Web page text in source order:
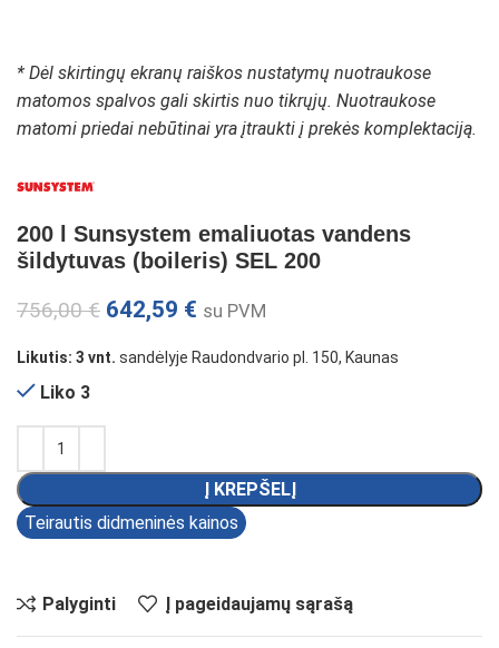
* Dėl skirtingų ekranų raiškos nustatymų nuotraukose
matomos spalvos gali skirtis nuo tikrųjų. Nuotraukose
matomi priedai nebūtinai yra įtraukti į prekės komplektaciją.
200 l Sunsystem emaliuotas vandens
šildytuvas (boileris) SEL 200
756,00€ 642,59 € su PVM
Likutis: 3 vnt. sandėlyje Raudondvario pl. 150, Kaunas
Liko 3
Į KREPŠELĮ
Teirautis didmeninės kainos
Palyginti Į pageidaujamų sąrašą